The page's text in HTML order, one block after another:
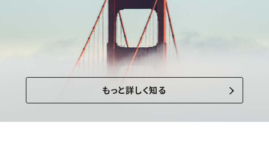
もっと詳しく知る